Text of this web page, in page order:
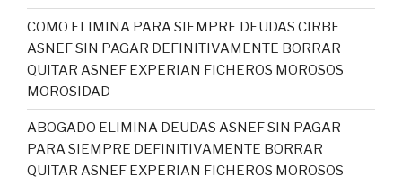
COMO ELIMINA PARA SIEMPRE DEUDAS CIRBE
ASNEF SIN PAGAR DEFINITIVAMENTE BORRAR
QUITAR ASNEF EXPERIAN FICHEROS MOROSOS
MOROSIDAD
ABOGADO ELIMINA DEUDAS ASNEF SIN PAGAR
PARA SIEMPRE DEFINITIVAMENTE BORRAR
QUITAR ASNEF EXPERIAN FICHEROS MOROSOS